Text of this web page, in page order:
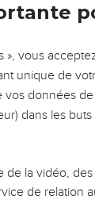
chefs de
de sa parenté.
», vous
unique de
données
dans les buts
de la vidéo,
de relation